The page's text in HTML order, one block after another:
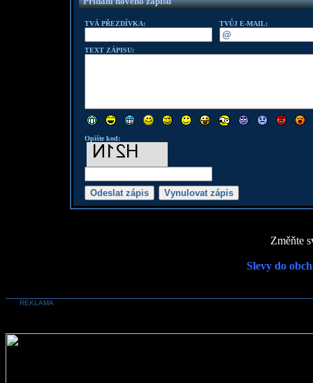
TVÁ PŘEZDÍVKA: TVŮJ E-MAIL:
TEXT ZÁPISU:
Opište kod:
Změňte
Slevy do
REKLAMA